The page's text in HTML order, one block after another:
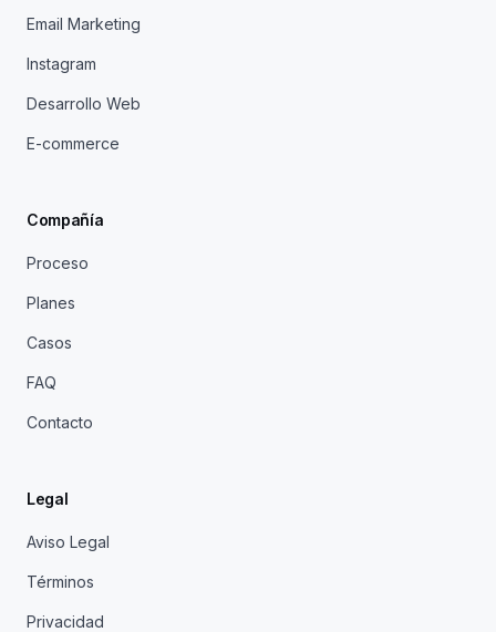
Email Marketing
Instagram
Desarrollo Web
E-commerce
Compañía
Proceso
Planes
Casos
FAQ
Contacto
Legal
Aviso Legal
Términos
Privacidad